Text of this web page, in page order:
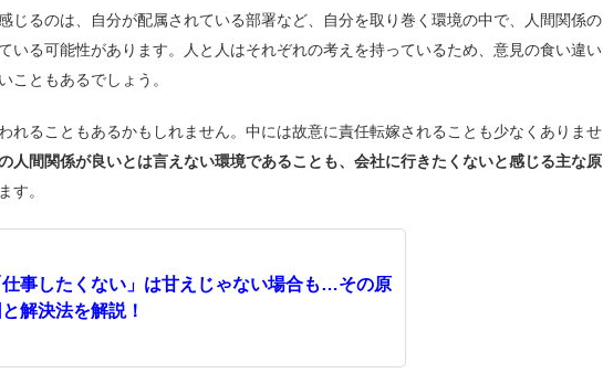
じるのは、自分が配属されている部署など、自分を取り巻く環境の中で、人間関係の
いる可能性があります。人と人はそれぞれの考えを持っているため、意見の食い違い
こともあるでしょう。
れることもあるかもしれません。中には故意に責任転嫁されることも少なくありませ
人間関係が良いとは言えない環境であることも、会社に行きたくないと感じる主な原
す。
仕事したくない」は甘えじゃない場合も…その原
と解決法を解説！